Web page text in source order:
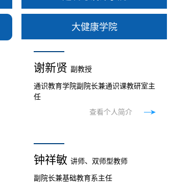
大健康学院
谢新贤 副教授
通识教育学院副院长兼通识课教研室主
任
查看个人简介
钟祥敏 讲师、双师型教师
副院长兼基础教育系主任